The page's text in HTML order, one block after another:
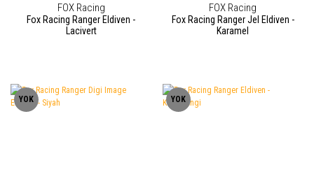
FOX Racing
Fox Racing Ranger Eldiven -
Lacivert
FOX Racing
Fox Racing Ranger Jel Eldiven -
Karamel
YOK YOK